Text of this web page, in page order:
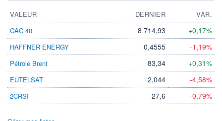
-
DERNIER
ÉCHANGE
07.08.26 / 17:05:14
ÉLIGIBILITÉ
Non éligible
Boursobank
+ LISTE
VALEUR DERNIER
VAR.
CAC 40
8 714,93 +0,17%
HAFFNER ENERGY 0,4555 -1,19%
Pétrole Brent 83,34 +0,31%
EUTELSAT 2,044 -4,58%
2CRSI 27,6 -0,79%